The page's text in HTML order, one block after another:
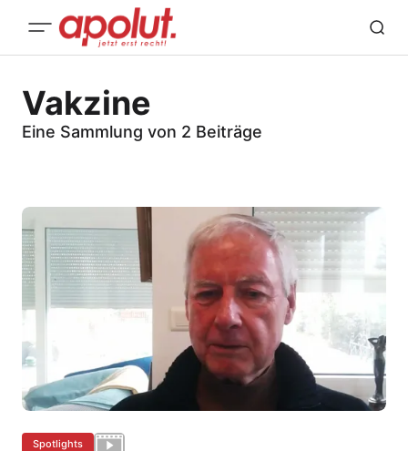
Vakzine
Eine Sammlung von 2 Beiträge
Spotlights